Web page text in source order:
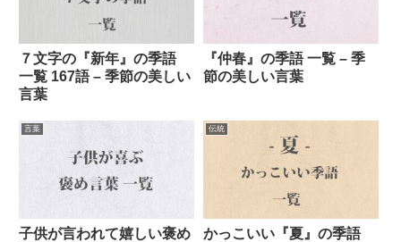
７文字の『新年』の季語
一覧 167語 – 季節の美しい
言葉
『仲春』の季語 一覧 – 季
節の美しい言葉
言葉
子供が言われて嬉しい褒め
伝統
かっこいい『夏』の季語